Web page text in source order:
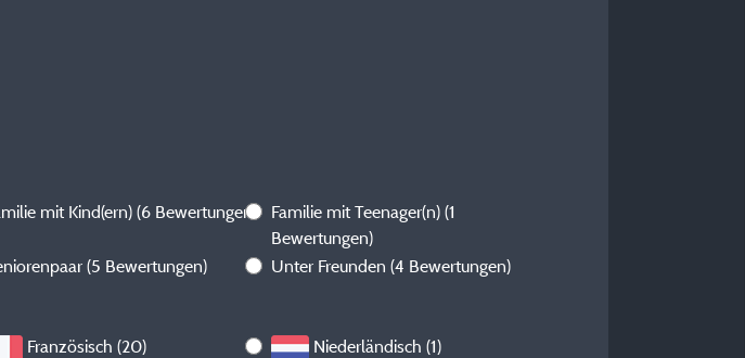
mit Kind(ern)(6 Bewertungen) Familie mit Teenager(n) (1
Bewertungen)
(5 Bewertungen) Unter Freunden (4 Bewertungen)
Französisch (20) Niederländisch (1)